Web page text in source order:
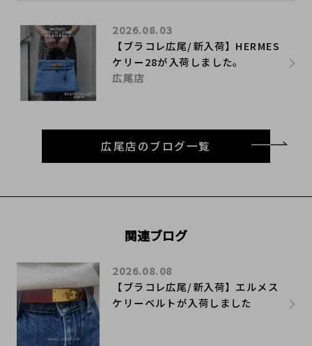
【ブラコレ広尾/新入荷】HERMES
ケリー28が入荷しました。
2026.08.03
広尾店
広尾店のブログ一覧
関連ブログ
【ブラコレ広尾/新入荷】エルメス
ケリーベルトが入荷しました
2026.08.08